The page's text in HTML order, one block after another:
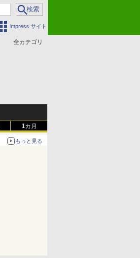
Impress サイト
全カテゴリ
1カ月
もっと見る